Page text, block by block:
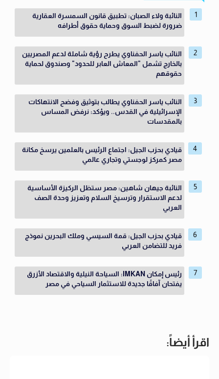
النائبة ولاء الصبان: تطبيق قانون السمسرة العقارية
ضرورة لضبط السوق وحماية حقوق أطرافه
النائب ياسر الحفناوي يطرح رؤية شاملة لدعم المصريين
بالخارج تشمل "المعاش العابر للحدود" وصندوق لحماية
حقوقهم
النائب ياسر الحفناوي يطالب بتوثيق وفضح الانتهاكات
الإسرائيلية في القدس.. ويؤكد: نرفض المساس
بالمقدسات
قيادي بحزب الجيل: اجتماع الرئيس بالعلمين يرسخ مكانة
مصر كمركز لوجستي وتجاري عالمي
النائبة جيهان شاهين: مصر ستظل الركيزة الأساسية
لدعم الاستقرار وترسيخ السلام وتعزيز وحدة الصف
العربي
قيادي بحزب الجيل: قمة السيسي وملك البحرين نموذج
فريد للتضامن العربي
رئيس إمكان IMKAN: السياحة النيلية والاقتصاد الأزرق
يفتحان آفاقًا جديدة للاستثمار السياحي في مصر
اقرأ أيضاً: